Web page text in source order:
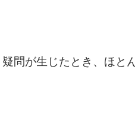
問が生じたとき、ほと